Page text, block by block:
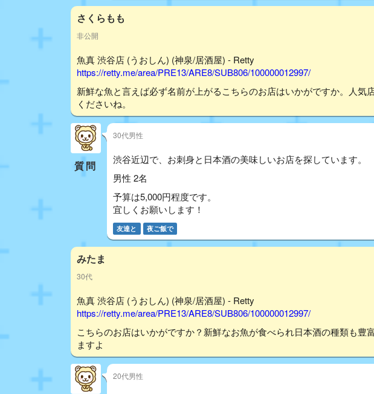
さくらもも
非公開
魚真 渋谷店 (うおしん) (神泉/居酒屋) - Retty
https://retty.me/area/PRE13/ARE8/SUB806/100000012997/
新鮮な魚と言えば必ず名前が上がるこちらのお店はいかがですか。人気
くださいね。
質問
30代男性
渋谷近辺で、お刺身と日本酒の美味しいお店を探しています。
男性 2名
予算は5,000円程度です。
宜しくお願いします！
友達と 夜ご飯で
みたま
30代
魚真 渋谷店 (うおしん) (神泉/居酒屋) - Retty
https://retty.me/area/PRE13/ARE8/SUB806/100000012997/
こちらのお店はいかがですか？新鮮なお魚が食べられ日本酒の種類も豊
ますよ
20代男性